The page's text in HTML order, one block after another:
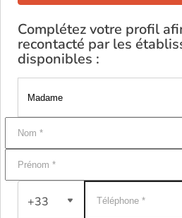
Complétez votre profil
recontacté par les
disponibles :
+33